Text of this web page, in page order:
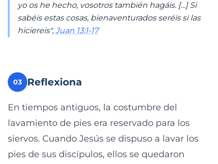
yo os he hecho, vosotros también hagáis. […] Si
sabéis estas cosas, bienaventurados seréis si las
hiciereis", Juan 13:1-17
03 Reflexiona
En tiempos antiguos, la costumbre del
lavamiento de pies era reservado para los
siervos. Cuando Jesús se dispuso a lavar los
pies de sus discípulos, ellos se quedaron